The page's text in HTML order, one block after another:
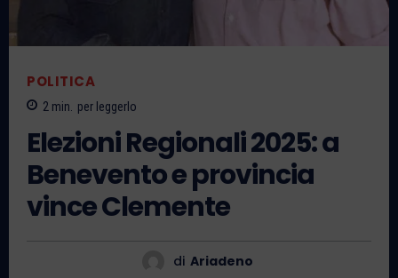
POLITICA
2 min. per leggerlo
Elezioni Regionali 2025: a
Benevento e provincia
vince Clemente
di Ariadeno